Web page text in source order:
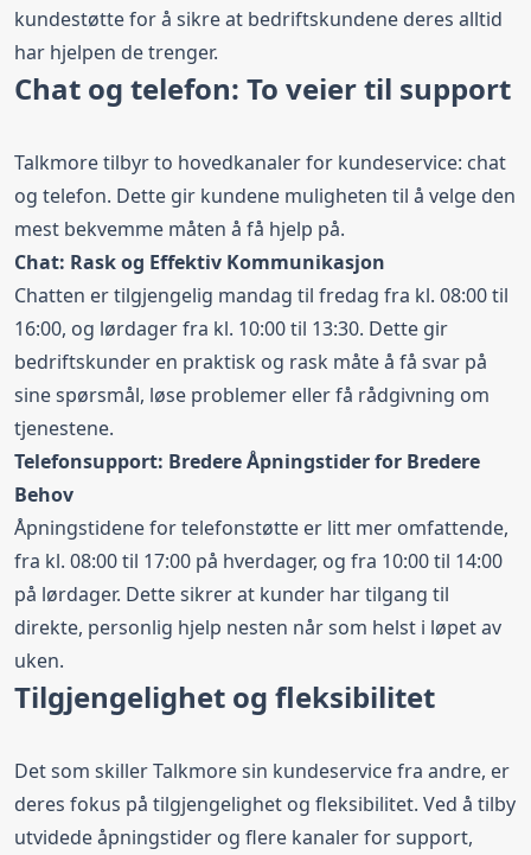
kundestøtte for å sikre at bedriftskundene deres alltid
har hjelpen de trenger.
Chat og telefon: To veier til support
Talkmore tilbyr to hovedkanaler for kundeservice: chat
og telefon. Dette gir kundene muligheten til å velge den
mest bekvemme måten å få hjelp på.
Chat: Rask og Effektiv Kommunikasjon
Chatten er tilgjengelig mandag til fredag fra kl. 08:00 til
16:00, og lørdager fra kl. 10:00 til 13:30. Dette gir
bedriftskunder en praktisk og rask måte å få svar på
sine spørsmål, løse problemer eller få rådgivning om
tjenestene.
Telefonsupport: Bredere Åpningstider for Bredere
Behov
Åpningstidene for telefonstøtte er litt mer omfattende,
fra kl. 08:00 til 17:00 på hverdager, og fra 10:00 til 14:00
på lørdager. Dette sikrer at kunder har tilgang til
direkte, personlig hjelp nesten når som helst i løpet av
uken.
Tilgjengelighet og fleksibilitet
Det som skiller Talkmore sin kundeservice fra andre, er
deres fokus på tilgjengelighet og fleksibilitet. Ved å tilby
utvidede åpningstider og flere kanaler for support,